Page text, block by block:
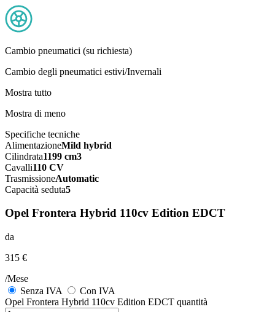
Cambio pneumatici (su richiesta)
Cambio degli pneumatici estivi/Invernali
Mostra tutto
Mostra di meno
Specifiche tecniche
AlimentazioneMild hybrid
Cilindrata1199 cm3
Cavalli110 CV
TrasmissioneAutomatic
Capacità seduta5
Opel Frontera Hybrid 110cv Edition EDCT
da
315 €
/Mese
Senza IVA
Con IVA
Opel Frontera Hybrid 110cv Edition EDCT quantità